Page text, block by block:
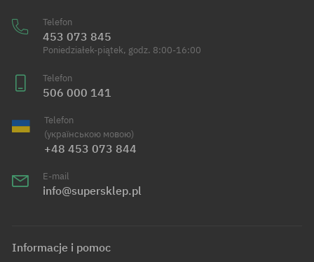
Telefon
453 073 845
Poniedziałek-piątek, godz. 8:00-16:00
Telefon
506 000 141
Telefon
(українською мовою)
+48 453 073 844
E-mail
info@supersklep.pl
Informacje i pomoc